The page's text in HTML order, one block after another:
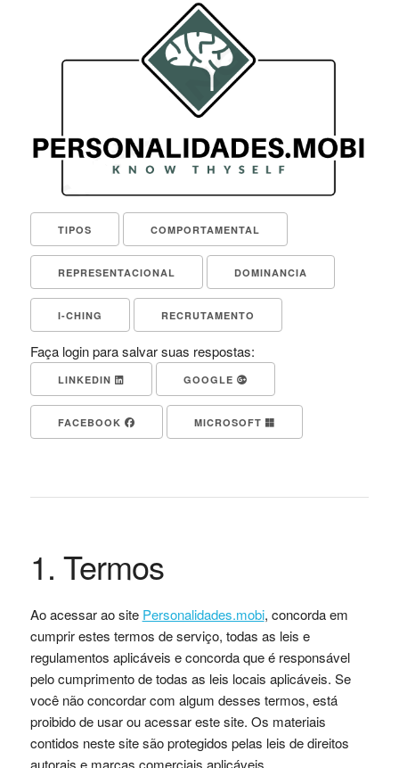
TIPOS COMPORTAMENTAL
REPRESENTACIONAL DOMINANCIA
I-CHING RECRUTAMENTO
Faça login para salvar suas respostas:
LINKEDIN GOOGLE
FACEBOOK MICROSOFT
1. Termos
Ao acessar ao site Personalidades.mobi, concorda em
cumprir estes termos de serviço, todas as leis e
regulamentos aplicáveis ​​e concorda que é responsável
pelo cumprimento de todas as leis locais aplicáveis. Se
você não concordar com algum desses termos, está
proibido de usar ou acessar este site. Os materiais
contidos neste site são protegidos pelas leis de direitos
autorais e marcas comerciais aplicáveis.